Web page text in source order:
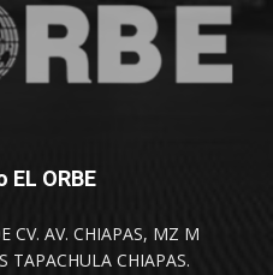
ORBE
CV. AV. CHIAPAS, MZ M
TAPACHULA CHIAPAS.